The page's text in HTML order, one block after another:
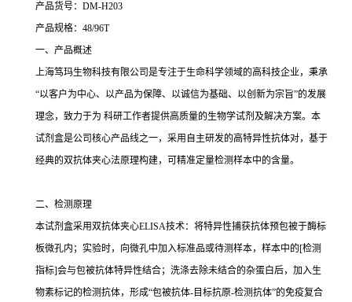
产品货号：DM-H203
产品规格：48/96T
一、产品概述
上海笃玛生物科技有限公司是专注于生命科学领域的高科技企业，秉承
“以客户为中心、以产品为保障、以诚信为基础、以创新为宗旨”的发展
理念，致力于为 科研工作者提供高质量的生物学试剂及解决方案。本
试剂盒是公司核心产品线之一，采用自主研发的高特异性抗体对，基于
经典的双抗体夹心法原理构建，可精准定量检测样本中的含量。
二、检测原理
本试剂盒采用双抗体夹心ELISA技术：将特异性捕获抗体预包被于酶标
板微孔内；实验时，向微孔中加入标准品或待测样本，样本中的[检测
指标]会与包被抗体特异性结合；洗涤去除未结合的杂蛋白后，加入生
物素标记的检测抗体，形成“包被抗体-目标抗原-检测抗体”的免疫复合